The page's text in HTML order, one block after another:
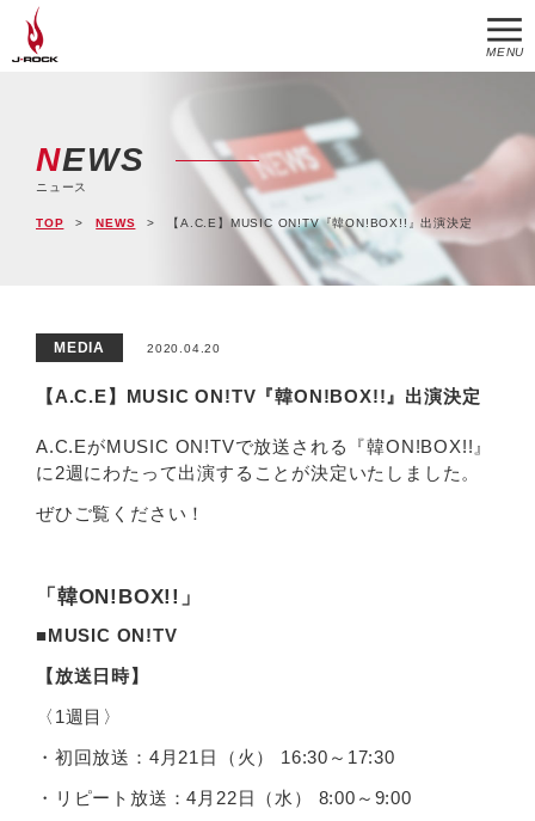
MENU
NEWS
ニュース
TOP NEWS 【A.C.E】MUSIC ON!TV『韓ON!BOX!!』出演決定
MEDIA 2020.04.20
【A.C.E】MUSIC ON!TV『韓ON!BOX!!』出演決定
A.C.EがMUSIC ON!TVで放送される『韓ON!BOX!!』
に2週にわたって出演することが決定いたしました。
ぜひご覧ください！
「韓ON!BOX!!」
■MUSIC ON!TV
【放送日時】
〈1週目〉
・初回放送：4月21日（火） 16:30～17:30
・リピート放送：4月22日（水） 8:00～9:00